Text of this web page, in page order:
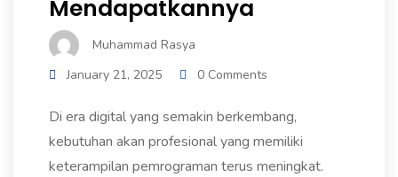
Mendapatkannya
Muhammad Rasya
January 21, 2025
0 Comments
Di era digital yang semakin berkembang,
kebutuhan akan profesional yang memiliki
keterampilan pemrograman terus meningkat.